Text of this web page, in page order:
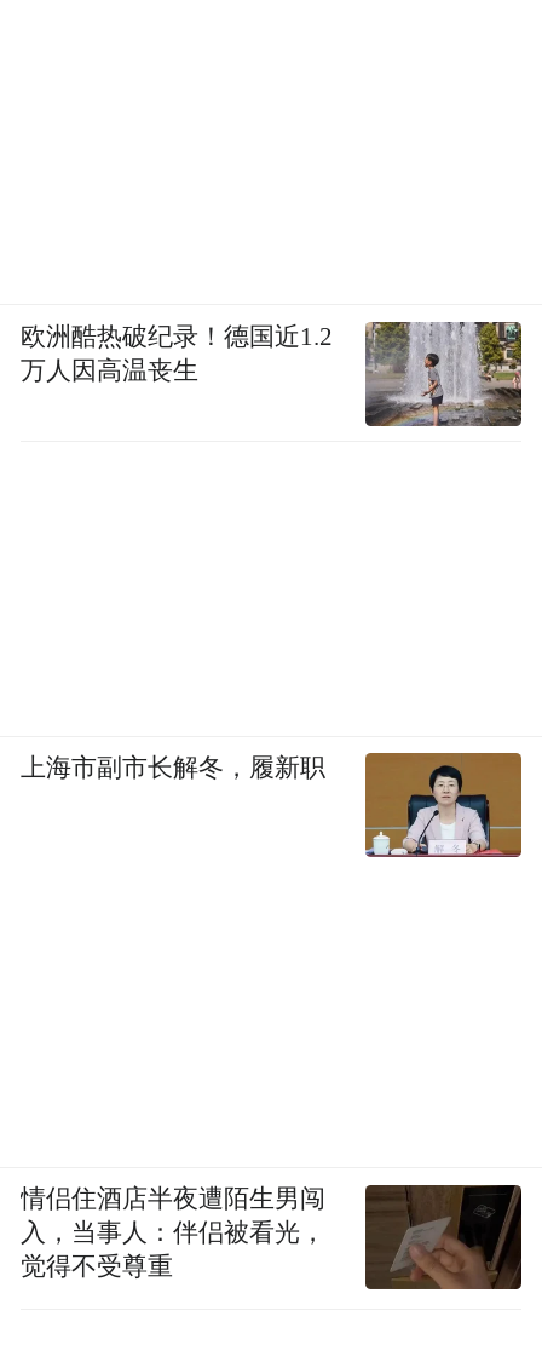
欧洲酷热破纪录！德国近1.2
万人因高温丧生
上海市副市长解冬，履新职
情侣住酒店半夜遭陌生男闯
入，当事人：伴侣被看光，
觉得不受尊重